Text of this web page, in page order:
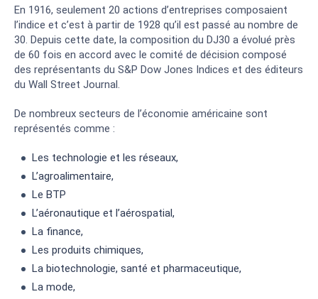
En 1916, seulement 20 actions d’entreprises composaient
l’indice et c’est à partir de 1928 qu’il est passé au nombre de
30. Depuis cette date, la composition du DJ30 a évolué près
de 60 fois en accord avec le comité de décision composé
des représentants du S&P Dow Jones Indices et des éditeurs
du Wall Street Journal.
De nombreux secteurs de l’économie américaine sont
représentés comme :
Les technologie et les réseaux,
L’agroalimentaire,
Le BTP
L’aéronautique et l’aérospatial,
La finance,
Les produits chimiques,
La biotechnologie, santé et pharmaceutique,
La mode,